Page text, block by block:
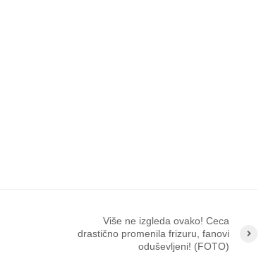
Više ne izgleda ovako! Ceca
drastično promenila frizuru, fanovi
oduševljeni! (FOTO)